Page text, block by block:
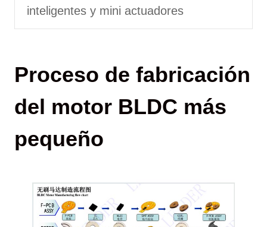
inteligentes y mini actuadores
Proceso de fabricación
del motor BLDC más
pequeño